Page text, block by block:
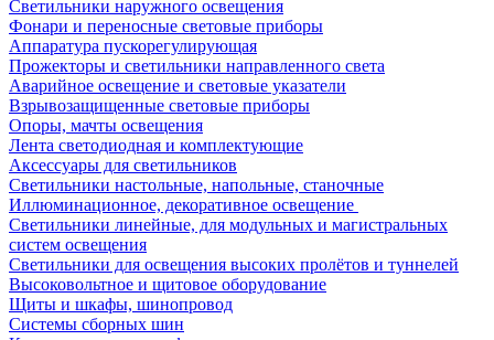
Светильники наружного освещения
Фонари и переносные световые приборы
Аппаратура пускорегулирующая
Прожекторы и светильники направленного света
Аварийное освещение и световые указатели
Взрывозащищенные световые приборы
Опоры, мачты освещения
Лента светодиодная и комплектующие
Аксессуары для светильников
Светильники настольные, напольные, станочные
Иллюминационное, декоративное освещение
Светильники линейные, для модульных и магистральных
систем освещения
Светильники для освещения высоких пролётов и туннелей
Высоковольтное и щитовое оборудование
Щиты и шкафы, шинопровод
Системы сборных шин